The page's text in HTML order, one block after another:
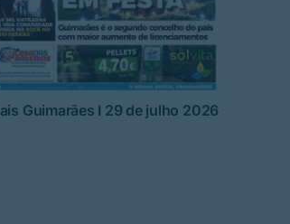
Guimarães I 29 de julho 2026